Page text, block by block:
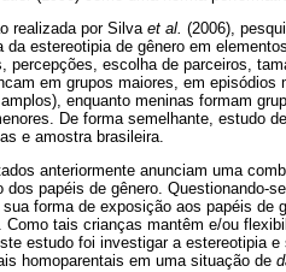
realizada por Silva et al. (2006),
da estereotipia de gênero em
percepções, escolha de parceiros,
em grupos maiores, em
enquanto meninas formam
De forma semelhante, estudo
e amostra brasileira.
anteriormente anunciam uma
dos papéis de gênero. Questionando-
forma de exposição aos papéis
Como tais crianças mantêm e/ou
estudo foi investigar a estereotipia
homoparentais em uma situação de